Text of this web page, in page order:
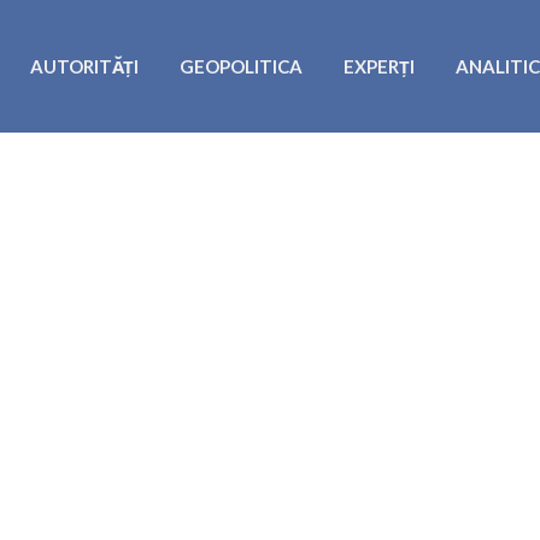
AUTORITĂȚI GEOPOLITICA EXPERȚI